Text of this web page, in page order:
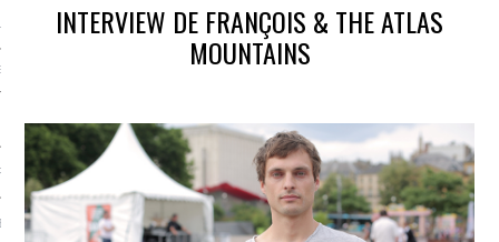
GROUPES DU LOCAL
INTERVIEW DE FRANÇOIS & THE ATLAS
MOUNTAINS